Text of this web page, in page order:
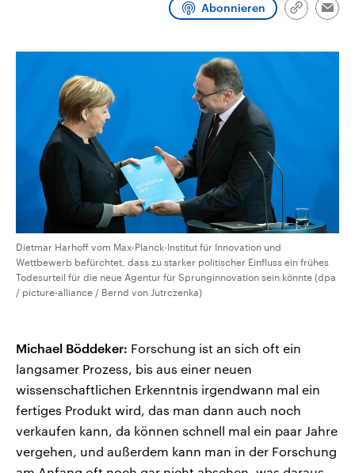
Abonnieren
Link
Dietmar Harhoff vom Max-Planck-Institut für Innovation und
Wettbewerb befürchtet, dass zu starker politischer Einfluss ein frühes
Todesurteil für die neue Agentur für Sprunginnovation sein könnte (dpa
/ picture-alliance / Bernd von Jutrczenka)
Michael Böddeker: Forschung ist an sich oft ein
langsamer Prozess, bis aus einer neuen
wissenschaftlichen Erkenntnis irgendwann mal ein
fertiges Produkt wird, das man dann auch noch
verkaufen kann, da können schnell mal ein paar Jahre
vergehen, und außerdem kann man in der Forschung